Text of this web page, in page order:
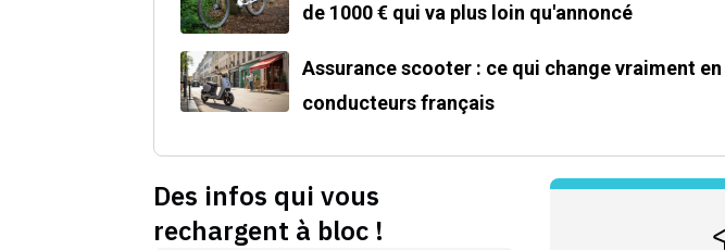
de 1000 € qui va plus loin qu'annoncé
Assurance scooter : ce qui change vraiment
conducteurs français
Des infos qui vous
rechargent à bloc !